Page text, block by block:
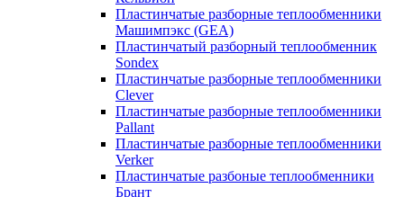
Пластинчатые разборные теплообменники
Машимпэкс (GEA)
Пластинчатый разборный теплообменник
Sondex
Пластинчатые разборные теплообменники
Clever
Пластинчатые разборные теплообменники
Pallant
Пластинчатые разборные теплообменники
Verker
Пластинчатые разбоные теплообменники
Брант